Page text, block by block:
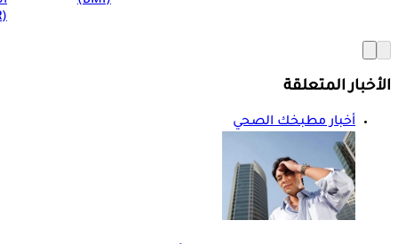
(BMR)
الأخبار المتعلقة
أخبار مطبخك الصحي